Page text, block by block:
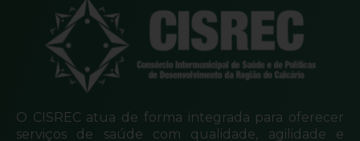
O CISREC atua de forma integrada para oferecer
serviços de saúde com qualidade, agilidade e